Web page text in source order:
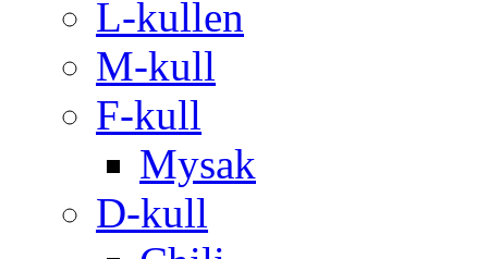
L-kullen
M-kull
F-kull
Mysak
D-kull